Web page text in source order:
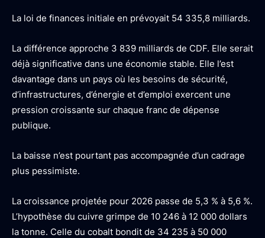
La loi de finances initiale en prévoyait 54 335,8 milliards.
La différence approche 3 839 milliards de CDF. Elle serait
déjà significative dans une économie stable. Elle l’est
davantage dans un pays où les besoins de sécurité,
d’infrastructures, d’énergie et d’emploi exercent une
pression croissante sur chaque franc de dépense
publique.
La baisse n’est pourtant pas accompagnée d’un cadrage
plus pessimiste.
La croissance projetée pour 2026 passe de 5,3 % à 5,6 %.
L’hypothèse du cuivre grimpe de 10 246 à 12 000 dollars
la tonne. Celle du cobalt bondit de 34 235 à 50 000